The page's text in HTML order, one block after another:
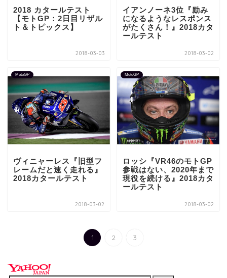
2018 カタールテスト
【モトGP：2日目リザル
ト＆トピックス】
2018-03-03
イアンノーネ3位『励み
になるようなレスポンス
がたくさん！』2018カタ
ールテスト
2018-03-02
MotoGP
ヴィニャーレス『旧型フ
レームだと速く走れる』
2018カタールテスト
2018-03-02
MotoGP
ロッシ『VR46のモトGP
参戦はない、2020年まで
現役を続ける』2018カタ
ールテスト
2018-03-02
1 2 3